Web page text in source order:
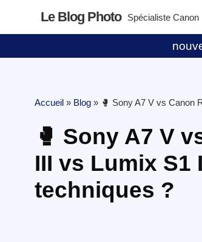
Le Blog Photo Spécialiste Canon
Accueil » Blog » 🥊 Sony A7 V vs Canon
🥊 Sony A7 V
III vs Lumix S1
techniques ?